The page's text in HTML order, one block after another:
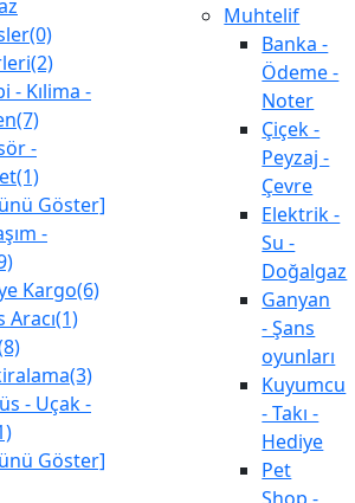
- Kılima -
-
Göster]
-
Kargo(6)
Aracı(1)
- Uçak -
Göster]
Muhtelif
Banka -
Ödeme -
Noter
Çiçek -
Peyzaj -
Çevre
Elektrik -
Su -
Doğalgaz
Ganyan
- Şans
oyunları
Kuyumcu
- Takı -
Hediye
Pet